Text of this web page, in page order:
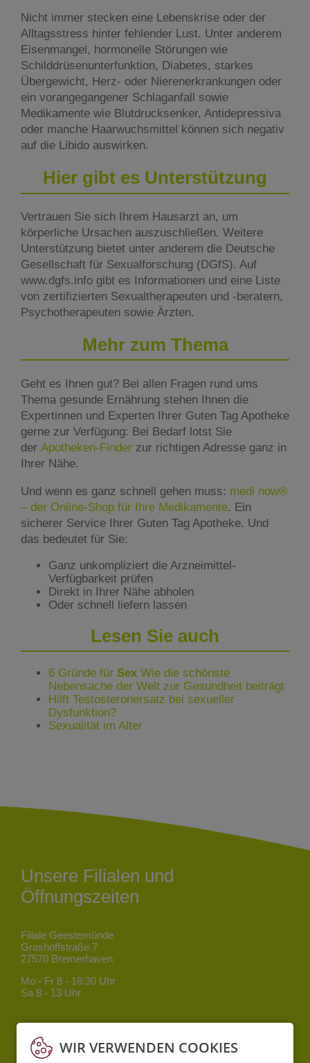
Nicht immer stecken eine Lebenskrise oder der
Alltagsstress hinter fehlender Lust. Unter anderem
Eisenmangel, hormonelle Störungen wie
Schilddrüsenunterfunktion, Diabetes, starkes
Übergewicht, Herz- oder Nierenerkrankungen oder
ein vorangegangener Schlaganfall sowie
Medikamente wie Blutdrucksenker, Antidepressiva
oder manche Haarwuchsmittel können sich negativ
auf die Libido auswirken.
Hier gibt es Unterstützung
Vertrauen Sie sich Ihrem Hausarzt an, um
körperliche Ursachen auszuschließen. Weitere
Unterstützung bietet unter anderem die Deutsche
Gesellschaft für Sexualforschung (DGfS). Auf
www.dgfs.info gibt es Informationen und eine Liste
von zertifizierten Sexualtherapeuten und -beratern,
Psychotherapeuten sowie Ärzten.
Mehr zum Thema
Geht es Ihnen gut? Bei allen Fragen rund ums
Thema gesunde Ernährung stehen Ihnen die
Expertinnen und Experten Ihrer Guten Tag Apotheke
gerne zur Verfügung: Bei Bedarf lotst Sie
der Apotheken-Finder zur richtigen Adresse ganz in
Ihrer Nähe.
Und wenn es ganz schnell gehen muss: medi now®
– der Online-Shop für Ihre Medikamente. Ein
sicherer Service Ihrer Guten Tag Apotheke. Und
das bedeutet für Sie:
Ganz unkompliziert die Arzneimittel-
Verfügbarkeit prüfen
Direkt in Ihrer Nähe abholen
Oder schnell liefern lassen
Lesen Sie auch
6 Gründe für Sex Wie die schönste
Nebensache der Welt zur Gesundheit beiträgt
Hilft Testosteronersatz bei sexueller
Dysfunktion?
Sexualität im Alter
Unsere Filialen und
Öffnungszeiten
Filiale Geestemünde
Grashoffstraße 7
27570 Bremerhaven
Mo - Fr 8 - 18:30 Uhr
Sa 8 - 13 Uhr
Bgm.-Smidt-Straße 34
27568 Bremerhaven
WIR VERWENDEN COOKIES